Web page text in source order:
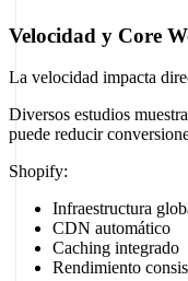
Velocidad y Core
La velocidad impacta
Diversos estudios
puede reducir
Shopify:
Infraestructura
CDN automático
Caching integrado
Rendimiento